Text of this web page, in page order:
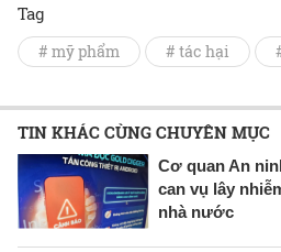
Tag
# mỹ phẩm # tác hại
TIN KHÁC CÙNG CHUYÊN MỤC
Cơ quan An
can vụ lây
nhà nước